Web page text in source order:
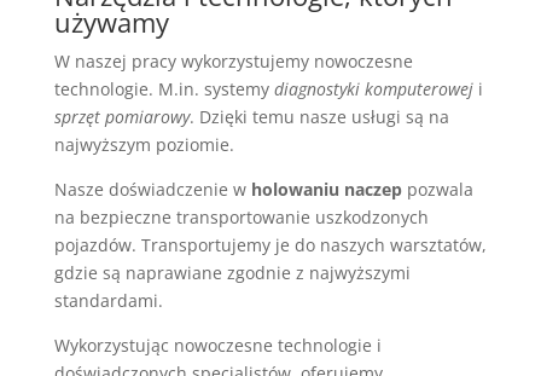
używamy
W naszej pracy wykorzystujemy nowoczesne
technologie. M.in. systemy diagnostyki komputeroweji
sprzęt pomiarowy. Dzięki temu nasze usługi są na
najwyższym poziomie.
Nasze doświadczenie w holowaniu naczeppozwala
na bezpieczne transportowanie uszkodzonych
pojazdów. Transportujemy je do naszych warsztatów,
gdzie są naprawiane zgodnie z najwyższymi
standardami.
Wykorzystując nowoczesne technologie i